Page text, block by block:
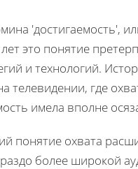
'достигаемость',
это понятие
и технологий.
телевидении, где
имела вполне
понятие охвата
более широкой